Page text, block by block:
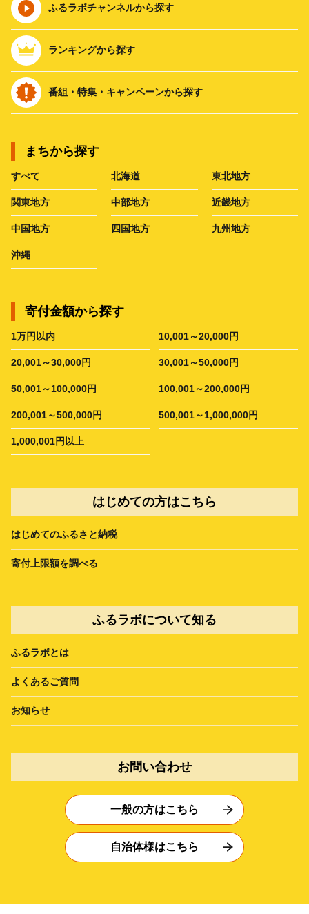
ふるラボチャンネルから探す
ランキングから探す
番組・特集・キャンペーンから探す
まちから探す
すべて 北海道 東北地方
関東地方 中部地方 近畿地方
中国地方 四国地方 九州地方
沖縄
寄付金額から探す
1万円以内 10,001～20,000円
20,001～30,000円 30,001～50,000円
50,001～100,000円 100,001～200,000円
200,001～500,000円 500,001～1,000,000円
1,000,001円以上
はじめての方はこちら
はじめてのふるさと納税
寄付上限額を調べる
ふるラボについて知る
ふるラボとは
よくあるご質問
お知らせ
お問い合わせ
一般の方はこちら
自治体様はこちら